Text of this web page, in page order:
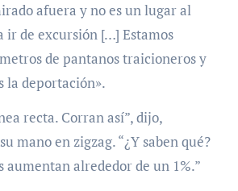
afuera y no es un lugar al
ir de excursión […] Estamos
de pantanos traicioneros y
la deportación».
recta. Corran así”, dijo,
mano en zigzag. “¿Y saben qué?
aumentan alrededor de un 1%.”